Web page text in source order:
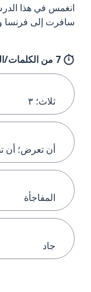
سافرت إلى
7 من الكلمات/العبارات للتعلُّم
ثلاث؛ ٣
أن تعرض؛ أن
المفاجأة
جاد